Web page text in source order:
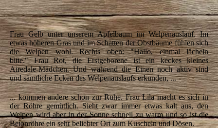
IMG_6530
IMG_6548
Frau Gelb unter unserem Apfelbaum im Welpenauslauf. Im
etwas höheren Gras und im Schatten der Obstbäume fühlen sich
die Welpen wohl. Rechts oben: "Hallo, einmal lächeln
bitte." Frau Rot, die Erstgeborene ist ein keckes kleines
Airedale-Mädchen. Und während die Einen noch aktiv sind
und sämtliche Ecken des Welpenauslaufs erkunden, ...
... kommen andere schon zur Ruhe. Frau Lila macht es sich in
der Röhre gemütlich. Sieht zwar immer etwas kalt aus, den
Welpen wird aber in der Sonne schnell zu warm und so ist die
Betonröhre ein sehr beliebter Ort zum Kuscheln und Dösen.